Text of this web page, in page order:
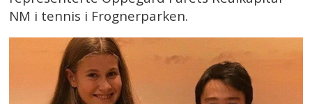
NM i tennis i Frognerparken.